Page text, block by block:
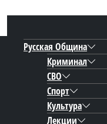
Русская Община
Криминал
СВО
Спорт
Культура
Лекции